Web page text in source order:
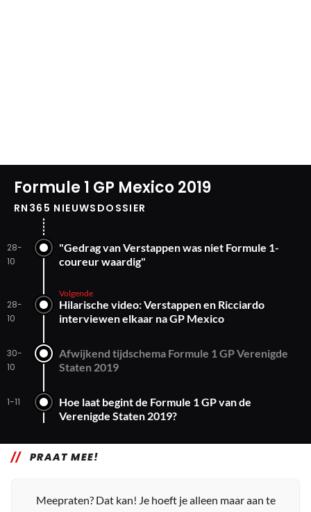
Formule 1 GP Mexico 2019
RN365 NIEUWSDOSSIER
28-
10
"Gedrag van Verstappen was niet Formule 1-
coureur waardig"
28-
10
Volgende
Hilarische video: Verstappen en Ricciardo
interviewen elkaar na GP Mexico
30-
10
Afwijkend tijdschema Formule 1 GP Verenigde
Staten 2019
1-11
Hoe laat begint de Formule 1 GP van de
Verenigde Staten 2019?
PRAAT MEE!
Meepraten? Dat kan! Je hoeft je alleen maar aan te